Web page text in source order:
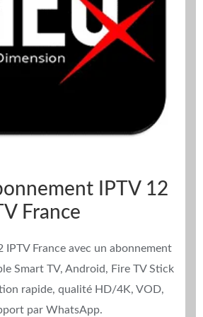
IPTV 12
France
IPTV France avec un abonnement
Smart TV, Android, Fire TV Stick
rapide, qualité HD/4K, VOD,
par WhatsApp.